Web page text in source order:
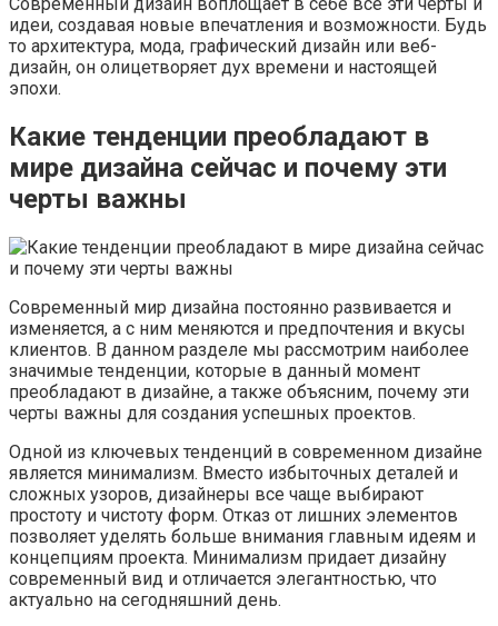
идеи, создавая новые впечатления и возможности. Будь
то архитектура, мода, графический дизайн или веб-
дизайн, он олицетворяет дух времени и настоящей
эпохи.
Какие тенденции преобладают в
мире дизайна сейчас и почему эти
черты важны
Современный мир дизайна постоянно развивается и
изменяется, а с ним меняются и предпочтения и вкусы
клиентов. В данном разделе мы рассмотрим наиболее
значимые тенденции, которые в данный момент
преобладают в дизайне, а также объясним, почему эти
черты важны для создания успешных проектов.
Одной из ключевых тенденций в современном дизайне
является минимализм. Вместо избыточных деталей и
сложных узоров, дизайнеры все чаще выбирают
простоту и чистоту форм. Отказ от лишних элементов
позволяет уделять больше внимания главным идеям и
концепциям проекта. Минимализм придает дизайну
современный вид и отличается элегантностью, что
актуально на сегодняшний день.